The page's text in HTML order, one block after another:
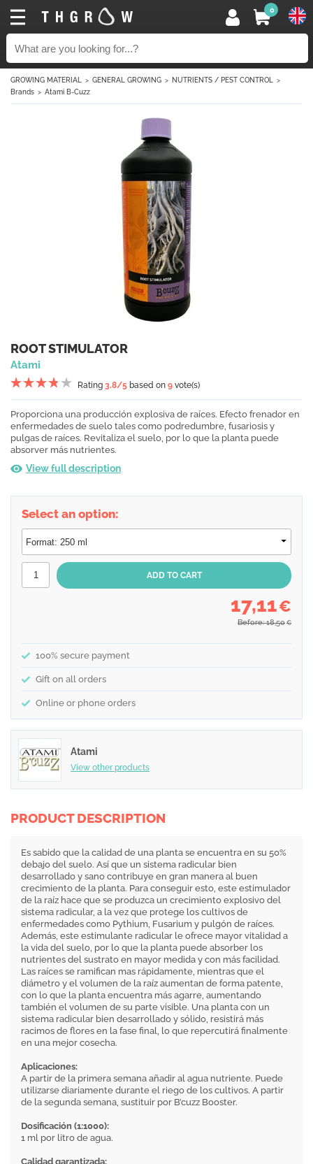
0
GROWING MATERIAL GENERAL GROWING
NUTRIENTS / PEST CONTROL
Brands
Atami B-Cuzz
ROOT STIMULATOR
Atami
Rating 3.8/5 based on 9 vote(s)
Proporciona una producción explosiva de raíces. Efecto frenador en
enfermedades de suelo tales como podredumbre, fusariosis y
pulgas de raíces. Revitaliza el suelo, por lo que la planta puede
absorver más nutrientes.
View full description
Select an option:
17,11€
Before: 18,50 €
100% secure payment
Gift on all orders
Online or phone orders
Atami
View other products
PRODUCT DESCRIPTION
Es sabido que la calidad de una planta se encuentra en su 50%
debajo del suelo. Así que un sistema radicular bien
desarrollado y sano contribuye en gran manera al buen
crecimiento de la planta. Para conseguir esto, este estimulador
de la raíz hace que se produzca un crecimiento explosivo del
sistema radicular, a la vez que protege los cultivos de
enfermedades como Pythium, Fusarium y pulgón de raíces.
Además, este estimulante radicular le ofrece mayor vitalidad a
la vida del suelo, por lo que la planta puede absorber los
nutrientes del sustrato en mayor medida y con más facilidad.
Las raíces se ramifican mas rápidamente, mientras que el
diámetro y el volumen de la raíz aumentan de forma patente,
con lo que la planta encuentra más agarre, aumentando
también el volumen de su parte visible. Una planta con un
sistema radicular bien desarrollado y sólido, resistirá más
racimos de flores en la fase final, lo que repercutirá finalmente
en una mejor cosecha.
Aplicaciones:
A partir de la primera semana añadir al agua nutriente. Puede
utilizarse diariamente durante el riego de los cultivos. A partir
de la segunda semana, sustituir por B’cuzz Booster.
Dosificación (1:1000):
1 ml por litro de agua.
Calidad garantizada: